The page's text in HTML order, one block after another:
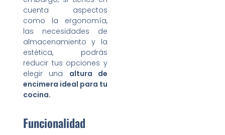
cuenta aspectos
como la ergonomía,
las necesidades de
almacenamiento y la
estética, podrás
reducir tus opciones y
elegir una altura de
encimera ideal para tu
cocina.
Funcionalidad